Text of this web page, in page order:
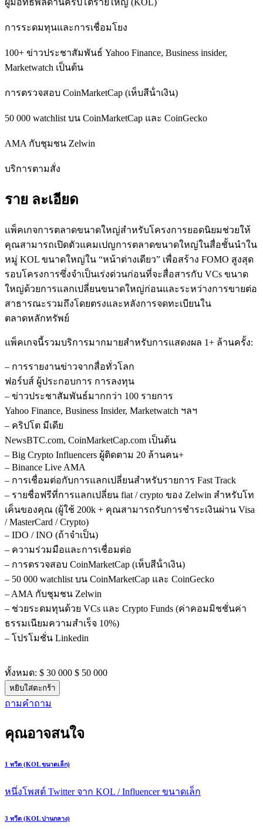
การระดมทุนและการเชื่อมโยง
100+ ข่าวประชาสัมพันธ์ Yahoo Finance, Business insider,
Marketwatch เป็นต้น
การตรวจสอบ CoinMarketCap (เห็บสีน้ําเงิน)
50 000 watchlist บน CoinMarketCap และ CoinGecko
AMA กับชุมชน Zelwin
บริการตามสั่ง
ราย ละเอียด
แพ็คเกจการตลาดขนาดใหญ่สําหรับโครงการยอดนิยมช่วยให้
คุณสามารถเปิดตัวแคมเปญการตลาดขนาดใหญ่ในสื่อชั้นนําใน
หมู่ KOL ขนาดใหญ่ใน “หน้าต่างเดียว” เพื่อสร้าง FOMO สูงสุด
รอบโครงการซึ่งจําเป็นเร่งด่วนก่อนที่จะสื่อสารกับ VСs ขนาด
ใหญ่ด้วยการแลกเปลี่ยนขนาดใหญ่ก่อนและระหว่างการขายต่อ
สาธารณะรวมถึงโดยตรงและหลังการจดทะเบียนใน
ตลาดหลักทรัพย์
แพ็คเกจนี้รวมบริการมากมายสําหรับการแสดงผล 1+ ล้านครั้ง:
– การรายงานข่าวจากสื่อทั่วโลก
ฟอร์บส์ ผู้ประกอบการ การลงทุน
– ข่าวประชาสัมพันธ์มากกว่า 100 รายการ
Yahoo Finance, Business Insider, Marketwatch ฯลฯ
– คริปโต มีเดีย
NewsBTC.com, CoinMarketCap.com เป็นต้น
– Big Crypto Influencers ผู้ติดตาม 20 ล้านคน+
– Binance Live AMA
– การเชื่อมต่อกับการแลกเปลี่ยนสําหรับรายการ Fast Track
– รายชื่อฟรีที่การแลกเปลี่ยน fiat / crypto ของ Zelwin สําหรับโท
เค็นของคุณ (ผู้ใช้ 200k + คุณสามารถรับการชําระเงินผ่าน Visa
/ MasterCard / Crypto)
– IDO / INO (ถ้าจําเป็น)
– ความร่วมมือและการเชื่อมต่อ
– การตรวจสอบ CoinMarketCap (เห็บสีน้ําเงิน)
– 50 000 watchlist บน CoinMarketCap และ CoinGecko
– AMA กับชุมชน Zelwin
– ช่วยระดมทุนด้วย VCs และ Crypto Funds (ค่าคอมมิชชั่นค่า
ธรรมเนียมความสําเร็จ 10%)
– โปรโมชั่น Linkedin
ทั้งหมด: $ 30 000 $ 50 000
หยิบใส่ตะกร้า
ถามคําถาม
คุณอาจสนใจ
1 ทวีต (KOL ขนาดเล็ก)
หนึ่งโพสต์ Twitter จาก KOL / Influencer ขนาดเล็ก
3 ทวีต (KOL ปานกลาง)